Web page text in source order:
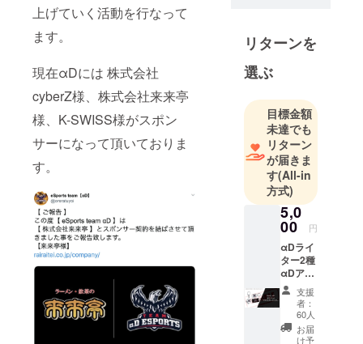
上げていく活動を行なって
ます。
現在αDには 株式会社
cyberZ様、株式会社来来亭
様、K-SWISS様がスポン
サーになって頂いておりま
す。
1~10を作る
より0~1を作
る事が大好
手掛けた事
ない事に
興味を持ち
積極的に行
動する22歳
です!!!
人に褒めら
れる事、人
を喜ばせる
事が大好き
です!!
リターンを
選ぶ
目標金額
未達でも
リターン
が届きま
す(All-in
方式)
5,0
00 円
αDライ
ター2種
αDアク
リル
キーホ
ルダー
(クラウ
ドファ
支援
者：
60人
お届
け予